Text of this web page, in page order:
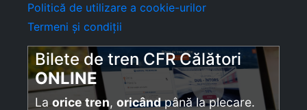
Politică de utilizare a cookie-urilor
Termeni și condiții
Bilete de tren CFR Călători
ONLINE
La orice tren, oricândpână la plecare.